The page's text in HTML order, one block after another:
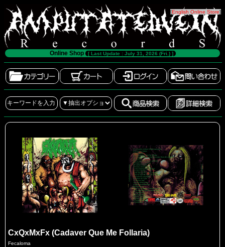
[English Online Store]
Online Shop [ Last Update : July 31, 2026 (Fri.) ]
CxQxMxFx (Cadaver Que Me Follaria)
Fecaloma